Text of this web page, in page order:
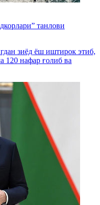
танлови
зиёд ёш иштирок этиб,
120 нафар ғолиб ва